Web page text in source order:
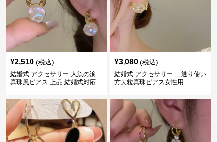
¥2,510 (税込)
結婚式 アクセサリー 人魚の涙
真珠風ピアス 上品 結婚式対応
¥3,080 (税込)
結婚式 アクセサリー 二通り使い
方大粒真珠ピアス女性用